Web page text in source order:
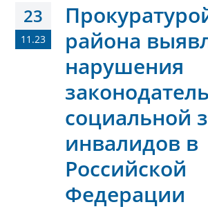
23
11.23
района
нарушения
социальной
инвалидов в
Российской
Федерации